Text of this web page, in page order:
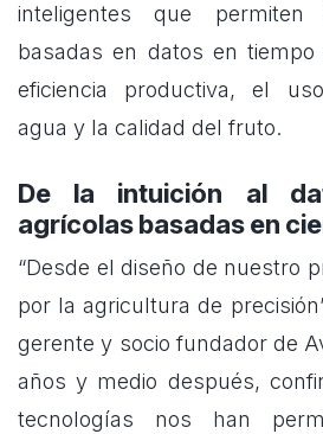
inteligentes que permiten
basadas en datos en
eficiencia productiva, el
agua y la calidad del fruto.
De la intuición al
agrícolas basadas en
“Desde el diseño de nuestro
por la agricultura de
gerente y socio fundador de
años y medio después,
tecnologías nos han